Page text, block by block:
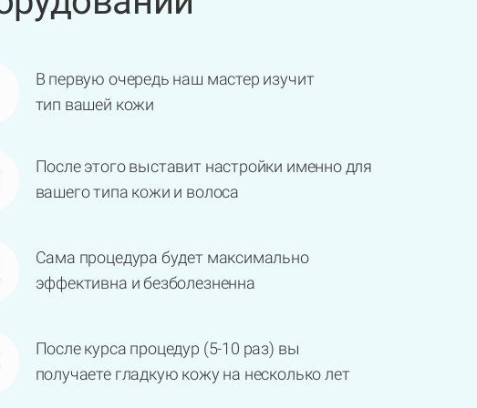
В первую очередь наш мастер изучит
тип вашей кожи
После этого выставит настройки именно для
вашего типа кожи и волоса
Сама процедура будет максимально
эффективна и безболезненна
После курса процедур (5-10 раз) вы
получаете гладкую кожу на несколько лет